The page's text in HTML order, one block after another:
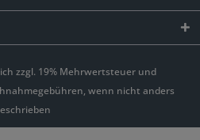
zzgl. 19% Mehrwertsteuer und
wenn nicht anders